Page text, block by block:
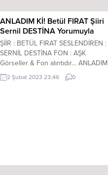
ANLADIM Kİ! Betül FIRAT Şiiri
Sernil DESTİNA Yorumuyla
ŞİİR : BETÜL FIRAT SESLENDİREN :
SERNİL DESTİNA FON : AŞK
Görseller & Fon alıntıdır… ANLADIM
Kİ Anladım ki benden vazgeçmiş
yüreğin Varsın geçsin… Anladım ki
2 Şubat 2023 23:46 0